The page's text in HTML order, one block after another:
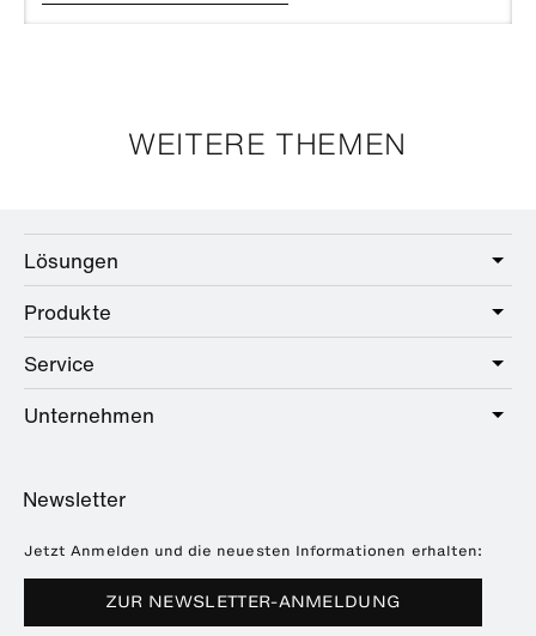
WEITERE THEMEN
Lösungen
Care
Public
Hotel
Produkte
Sanitär
Beschläge
Händlersuche
Service
Serviceangebot
Seminare
Broschüren & Kataloge
Downloads
Häufig gestellte Fragen
Unternehmen
Referenzen
Presse
Messetermine
Newsletter
Jetzt Anmelden und die neuesten Informationen erhalten:
ZUR NEWSLETTER-ANMELDUNG